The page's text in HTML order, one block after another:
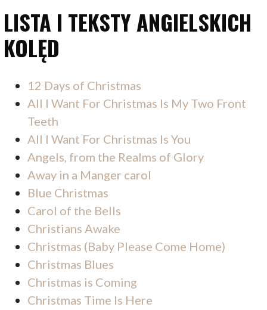
LISTA I TEKSTY ANGIELSKICH
KOLĘD
12 Days of Christmas
All I Want For Christmas Is My Two Front
Teeth
All I Want For Christmas Is You
Angels, from the Realms of Glory
Away in a Manger carol
Blue Christmas
Carol of the Bells
Christians Awake
Christmas (Baby Please Come Home)
Christmas Blues
Christmas is Coming
Christmas Time Is Here